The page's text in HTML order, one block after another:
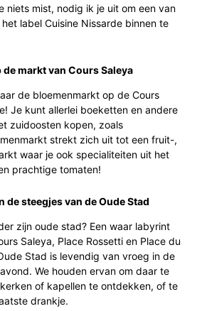
niets mist, nodig ik je uit om een van
label Cuisine Nissarde binnen te
markt van Cours Saleya
de bloemenmarkt op de Cours
Je kunt allerlei boeketten en andere
zuidoosten kopen, zoals
strekt zich uit tot een fruit-,
waar je ook specialiteiten uit het
prachtige tomaten!
de steegjes van de Oude Stad
zijn oude stad? Een waar labyrint
Saleya, Place Rossetti en Place du
Stad is levendig van vroeg in de
We houden ervan om daar te
of kapellen te ontdekken, of te
drankje.